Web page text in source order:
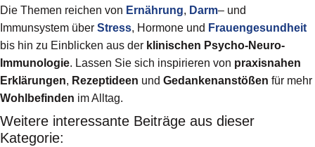
Die Themen reichen von Ernährung, Darm– und
Immunsystem über Stress, Hormone und Frauengesundheit
bis hin zu Einblicken aus der klinischen Psycho-Neuro-
Immunologie. Lassen Sie sich inspirieren von praxisnahen
Erklärungen, Rezeptideen und Gedankenanstößen für mehr
Wohlbefinden im Alltag.
Weitere interessante Beiträge aus dieser
Kategorie: